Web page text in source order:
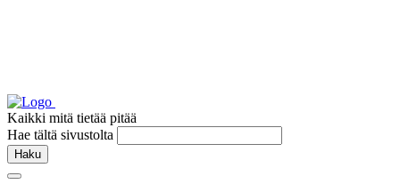
Kaikki mitä tietää pitää
Hae tältä sivustolta
Haku